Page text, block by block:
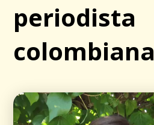
periodista
colombiana